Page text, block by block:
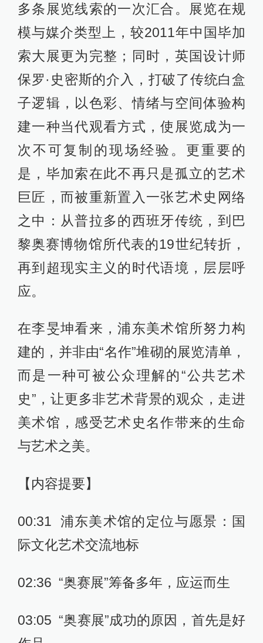
多条展览线索的一次汇合。展览在规
模与媒介类型上，较2011年中国毕加
索大展更为完整；同时，英国设计师
保罗·史密斯的介入，打破了传统白盒
子逻辑，以色彩、情绪与空间体验构
建一种当代观看方式，使展览成为一
次不可复制的现场经验。更重要的
是，毕加索在此不再只是孤立的艺术
巨匠，而被重新置入一张艺术史网络
之中：从普拉多的西班牙传统，到巴
黎奥赛博物馆所代表的19世纪转折，
再到超现实主义的时代语境，层层呼
应。
在李旻坤看来，浦东美术馆所努力构
建的，并非由“名作”堆砌的展览清单，
而是一种可被公众理解的“公共艺术
史”，让更多非艺术背景的观众，走进
美术馆，感受艺术史名作带来的生命
与艺术之美。
【内容提要】
00:31 浦东美术馆的定位与愿景：国
际文化艺术交流地标
02:36 “奥赛展”筹备多年，应运而生
03:05 “奥赛展”成功的原因，首先是好